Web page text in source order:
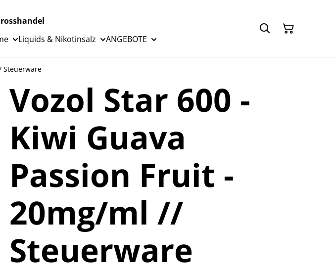
Liquids & Nikotinsalz ANGEBOTE
Steuerware
Vozol Star 600 -
Kiwi Guava
Passion Fruit -
20mg/ml //
Steuerware